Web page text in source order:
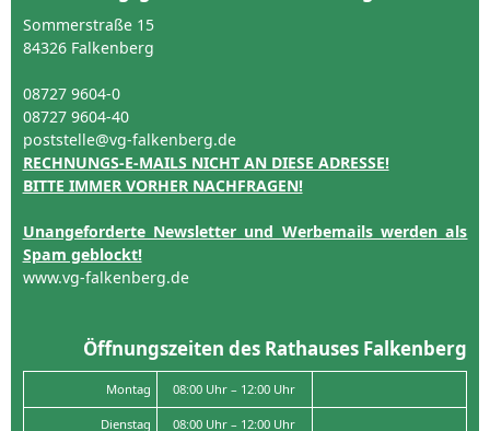
Sommerstraße 15
84326 Falkenberg
08727 9604-0
08727 9604-40
poststelle@vg-falkenberg.de
RECHNUNGS-E-MAILS NICHT AN DIESE ADRESSE!
BITTE IMMER VORHER NACHFRAGEN!
Unangeforderte Newsletter und Werbemails werden als
Spam geblockt!
www.vg-falkenberg.de
Öffnungszeiten des Rathauses Falkenberg
Montag 08:00 Uhr – 12:00 Uhr
Dienstag 08:00 Uhr – 12:00 Uhr